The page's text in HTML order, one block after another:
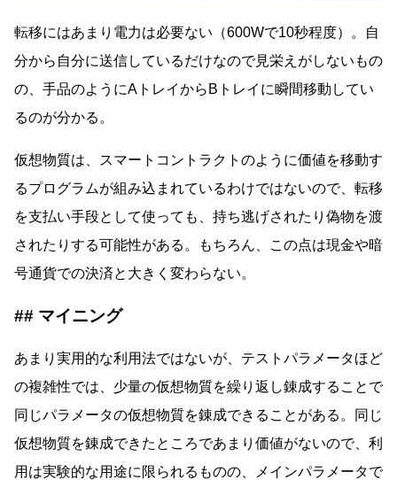
転移にはあまり電力は必要ない（600Wで10秒程度）。自
分から自分に送信しているだけなので見栄えがしないもの
の、手品のようにAトレイからBトレイに瞬間移動してい
るのが分かる。
仮想物質は、スマートコントラクトのように価値を移動す
るプログラムが組み込まれているわけではないので、転移
を支払い手段として使っても、持ち逃げされたり偽物を渡
されたりする可能性がある。もちろん、この点は現金や暗
号通貨での決済と大きく変わらない。
マイニング
あまり実用的な利用法ではないが、テストパラメータほど
の複雑性では、少量の仮想物質を繰り返し錬成することで
同じパラメータの仮想物質を錬成できることがある。同じ
仮想物質を錬成できたところであまり価値がないので、利
用は実験的な用途に限られるものの、メインパラメータで